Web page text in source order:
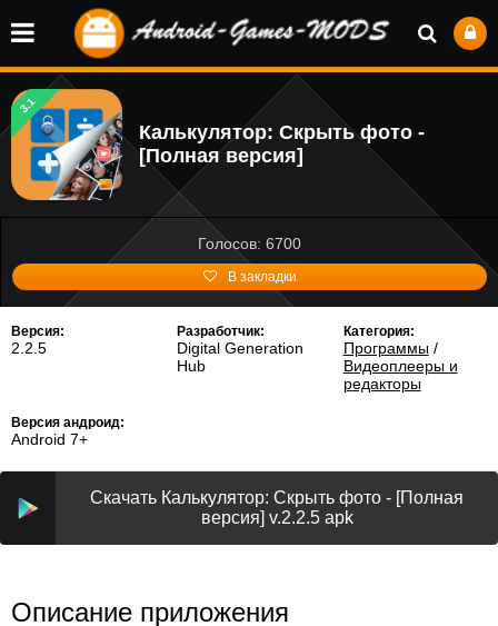
3.1
Калькулятор: Cкрыть фото -
[Полная версия]
Голосов: 6700
В закладки
Версия:
2.2.5
Разработчик:
Digital Generation
Hub
Категория:
Программы/
Видеоплееры и
редакторы
Версия андроид:
Android 7+
Скачать Калькулятор: Cкрыть фото - [Полная
версия] v.2.2.5 apk
Описание приложения